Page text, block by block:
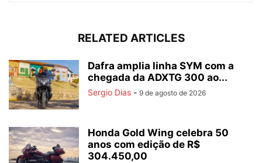
RELATED ARTICLES
Dafra amplia linha SYM com a
chegada da ADXTG 300 ao...
Sergio Dias - 9 de agosto de 2026
Honda Gold Wing celebra 50
anos com edição de R$
304.450,00